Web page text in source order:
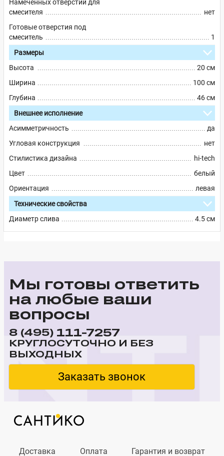
Намеченных отверстий для
смесителя
нет
Готовые отверстия под
смеситель
1
Размеры
Высота
20 см
Ширина
100 см
Глубина
46 см
Внешнее исполнение
Асимметричность
да
Угловая конструкция
нет
Стилистика дизайна
hi-tech
Цвет
белый
Ориентация
левая
Технические свойства
Диаметр слива
4.5 см
Мы готовы ответить
на любые ваши
вопросы
8 (495) 111-7257
КРУГЛОСУТОЧНО И БЕЗ
ВЫХОДНЫХ
Заказать звонок
Доставка Оплата Гарантия и возврат